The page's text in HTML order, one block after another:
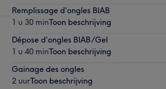
Remplissage d'ongles BIAB
1 u 30 minToon beschrijving
Dépose d'ongles BIAB/Gel
1 u 40 minToon beschrijving
Gainage des ongles
2 uurToon beschrijving